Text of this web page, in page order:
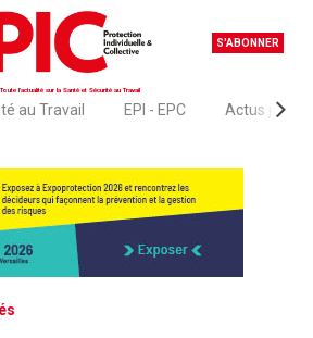
S'ABONNER
Toute l'actualité sur la Santé et Sécurité au Travail
au Travail EPI - EPC Actus